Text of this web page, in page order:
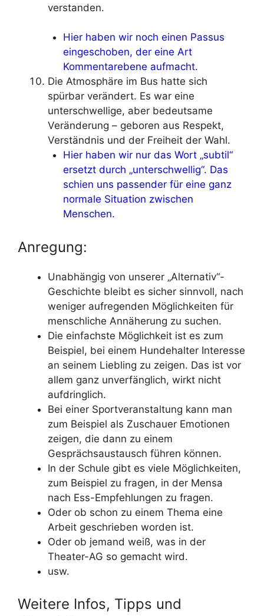
verstanden.
Hier haben wir noch einen Passus
eingeschoben, der eine Art
Kommentarebene aufmacht.
Die Atmosphäre im Bus hatte sich
spürbar verändert. Es war eine
unterschwellige, aber bedeutsame
Veränderung – geboren aus Respekt,
Verständnis und der Freiheit der Wahl.
Hier haben wir nur das Wort „subtil“
ersetzt durch „unterschwellig“. Das
schien uns passender für eine ganz
normale Situation zwischen
Menschen.
Anregung:
Unabhängig von unserer „Alternativ“-
Geschichte bleibt es sicher sinnvoll, nach
weniger aufregenden Möglichkeiten für
menschliche Annäherung zu suchen.
Die einfachste Möglichkeit ist es zum
Beispiel, bei einem Hundehalter Interesse
an seinem Liebling zu zeigen. Das ist vor
allem ganz unverfänglich, wirkt nicht
aufdringlich.
Bei einer Sportveranstaltung kann man
zum Beispiel als Zuschauer Emotionen
zeigen, die dann zu einem
Gesprächsaustausch führen können.
In der Schule gibt es viele Möglichkeiten,
zum Beispiel zu fragen, in der Mensa
nach Ess-Empfehlungen zu fragen.
Oder ob schon zu einem Thema eine
Arbeit geschrieben worden ist.
Oder ob jemand weiß, was in der
Theater-AG so gemacht wird.
usw.
Weitere Infos, Tipps und